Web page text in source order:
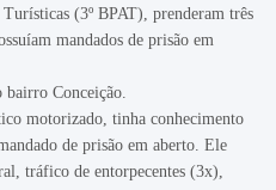
(3º BPAT), prenderam três
mandados de prisão em
Conceição.
motorizado, tinha conhecimento
de prisão em aberto. Ele
tráfico de entorpecentes (3x),